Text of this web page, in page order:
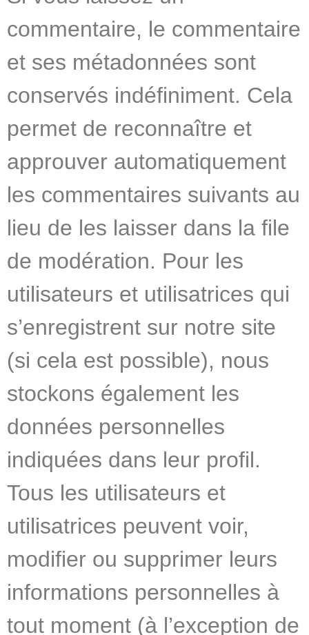
commentaire, le commentaire
et ses métadonnées sont
conservés indéfiniment. Cela
permet de reconnaître et
approuver automatiquement
les commentaires suivants au
lieu de les laisser dans la file
de modération. Pour les
utilisateurs et utilisatrices qui
s’enregistrent sur notre site
(si cela est possible), nous
stockons également les
données personnelles
indiquées dans leur profil.
Tous les utilisateurs et
utilisatrices peuvent voir,
modifier ou supprimer leurs
informations personnelles à
tout moment (à l’exception de